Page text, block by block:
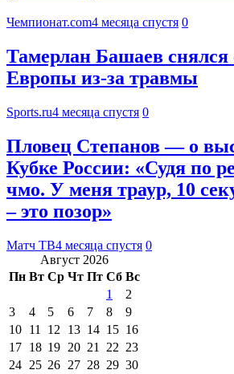
Чемпионат.com4 месяца спустя 0
Тамерлан Башаев снялся
Европы из-за травмы
Sports.ru4 месяца спустя 0
Пловец Степанов — о
Кубке России: «Судя по
чмо. У меня траур, 10
– это позор»
Матч ТВ4 месяца спустя 0
Август 2026
Пн Вт Ср Чт Пт Сб Вс
1
2
3
4 5 6 7 8
9
10 11 12 13 14 15 16
17 18 19 20 21 22 23
24 25 26 27 28 29 30